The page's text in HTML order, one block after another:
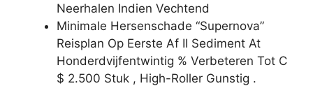
Neerhalen Indien Vechtend
Minimale Hersenschade “Supernova”
Reisplan Op Eerste Af II Sediment At
Honderdvijfentwintig % Verbeteren Tot C
$ 2.500 Stuk , High-Roller Gunstig .